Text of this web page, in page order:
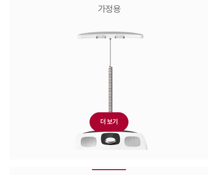
가정용
더 보기